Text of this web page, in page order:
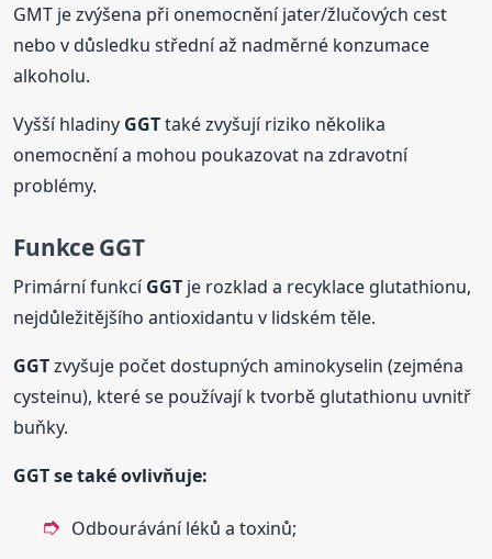
GMT je zvýšena při onemocnění jater/žlučových cest
nebo v důsledku střední až nadměrné konzumace
alkoholu.
Vyšší hladiny GGTtaké zvyšují riziko několika
onemocnění a mohou poukazovat na zdravotní
problémy.
FunkceGGT
Primární funkcíGGT je rozklad a recyklace glutathionu,
nejdůležitějšího antioxidantu v lidském těle.
GGTzvyšuje počet dostupných aminokyselin (zejména
cysteinu), které se používají k tvorbě glutathionu uvnitř
buňky.
GGTse také ovlivňuje:
Odbourávání léků a toxinů;